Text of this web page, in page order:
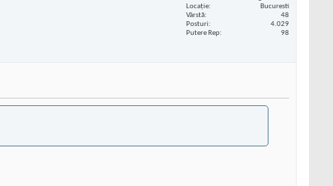
Locaţie
Bucuresti
Vârstă
48
Posturi
4.029
Putere Rep
98